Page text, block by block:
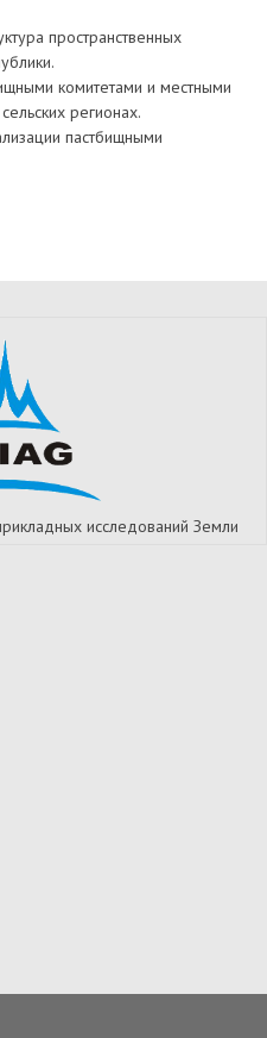
пространственных
комитетами и местными
регионах.
пастбищными
исследований Земли